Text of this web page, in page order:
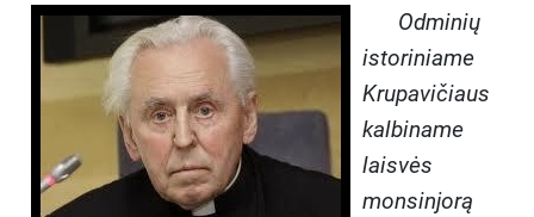
Odminių
istoriniame
kalbiname
laisvės
monsinjorą